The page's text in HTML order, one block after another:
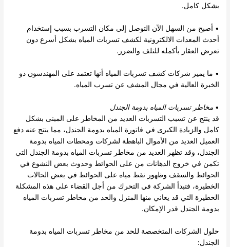
بشكل كامل.
• أصبح من السهل الآن التوصل إلى مكان التسرب بسبب إستخدام
أحدث المعدات الالكترونية لكشف تسربات المياه بشكل أسرع دون
تعرض العقار بأكمله للتلف والضرر.
• ما يميز شركات كشف تسربات المياه أنها تعتمد على المهندسون ذو
الخبرة العالية في مجال المشف عن تسرب المياه.
•مخاطر تسربات المياه بدومة الجندل
قد ينتج عن تسبب التسربات العديد من المخاطر على المبنى بشكل
كامل والزيادة الكبرى في فاتورة المياه بدومة الجندل، مما ينتج عنه دفع
العميل العديد من الأموال الباهظة لشركات ومحطات المياه بدومة
الجندل، وقد تظهر العديد من مخاطر تسربات المياه بدومة الجندل التي
تكمن في خروج الدهانات من على الحوائط وحدوث بعض النشوع في
الحوائط والسقف وظهور نقط مياه على الحوائط في بعض الحالات
الخطيرة، فتبدأ الشركة في التحرك من أجل القضاء على هذه المشكلة
الخطيرة التي قد يعاني منها المنزل والحد من مخاطر تسربات المياه
بدومة الجندل قدر الإمكان.
حلول الشركات المتخصصة للحد من مخاطر تسربات المياه بدومة
الجندل: